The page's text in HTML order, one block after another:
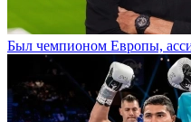
Был чемпионом Европы,